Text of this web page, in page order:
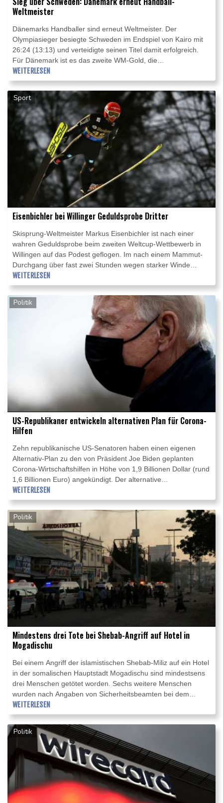
Weltmeister
Dänemarks Handballer sind erneut Weltmeister. Der
Olympiasieger besiegte Schweden im Endspiel von Kairo mit
26:24 (13:13) und verteidigte seinen Titel damit erfolgreich.
Für Dänemark ist es das zweite WM-Gold, die
turnierübergreifenden 19 WM-Siege bei den Titelkämpfen
2019 und 2021 bedeuten einen Rekord.
WEITERLESEN
Sport
Eisenbichler bei Willinger Geduldsprobe Dritter
Skisprung-Weltmeister Markus Eisenbichler ist nach einer
wahren Geduldsprobe beim zweiten Weltcup-Wettbewerb in
Willingen auf das Podest geflogen. Im nach einem Mammut-
Durchgang über fast zwei Stunden wegen starker Winde
abgebrochenen Springen musste sich der 29-Jährige als
Dritter nur dem Norweger Halvor Egner Granerud und dem
Polen Piotr Zyla geschlagen geben.
WEITERLESEN
Politik
US-Republikaner entwickeln alternativen Plan für Corona-
Hilfen
Zehn republikanische US-Senatoren haben einen eigenen
Alternativ-Plan zu den von Präsident Joe Biden geplanten
Corona-Wirtschaftshilfen in Höhe von 1,9 Billionen Dollar (rund
1,6 Billionen Euro) angekündigt. Der alternative
Gesetzesentwurf könne "parteiübergreifende Unterstützung
erhalten", teilte die Senatorin von Maine, Susan Collins, am
Sonntag im Internetdienst Twitter mit. Viele Republikaner
wehren sich gegen die Gesetzesvorlage der neuen US-
Regierung, die die Schulden und das Haushaltsdefizit der USA
deutlich erhöhen würde.
WEITERLESEN
Politik
Mindestens drei Tote bei Shebab-Angriff auf Hotel in
Mogadischu
Bei einem Angriff der islamistischen Shebab-Miliz auf ein Hotel
in der somalischen Hauptstadt Mogadischu sind mindestsens
drei Menschen getötet worden. Sechs weitere Menschen
wurden nach Angaben von Sicherheitsbeamten bei dem
Angriff am Sonntag verletzt. Nach Polizeiangaben zündeten
die Angreifer zunächst eine Autobombe vor dem Hotel "Afrik"
nahe dem Flughafen von Mogadischu und stürmten dann das
Gebäude, wo sie sich Feuergefechte mit Sicherheitsleuten
lieferten.
WEITERLESEN
Politik